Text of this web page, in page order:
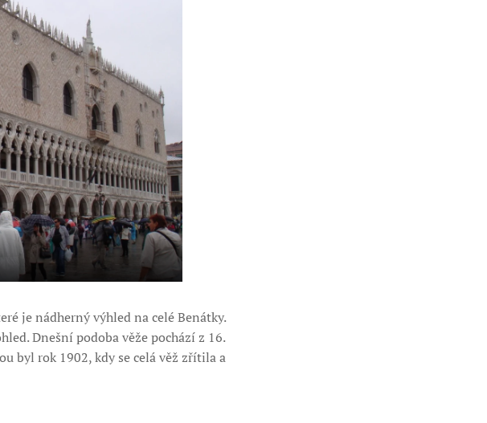
je nádherný výhled na celé Benátky.
Dnešní podoba věže pochází z 16.
byl rok 1902, kdy se celá věž zřítila a